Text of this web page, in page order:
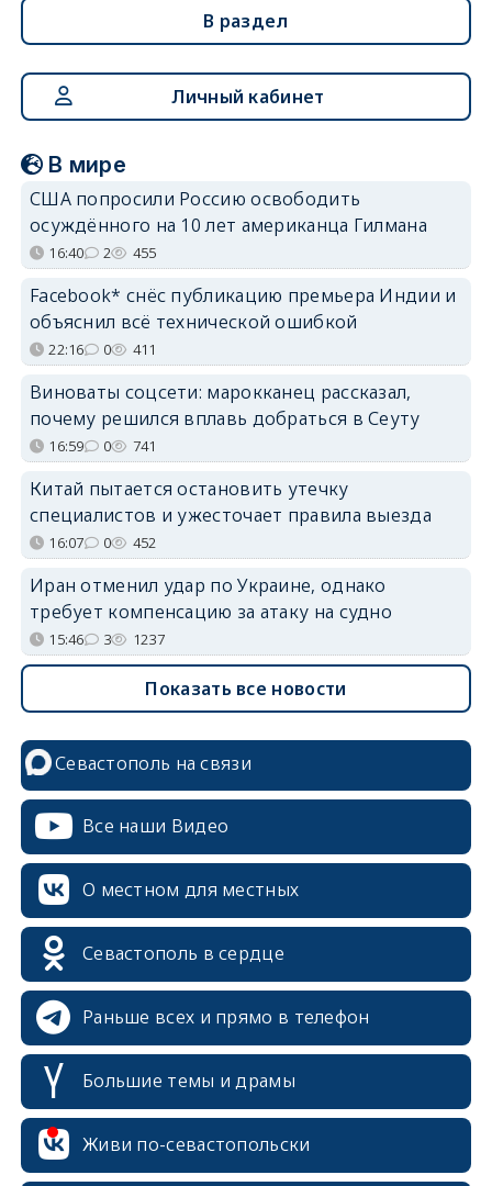
В раздел
Личный кабинет
В мире
США попросили Россию освободить
осуждённого на 10 лет американца Гилмана
16:40 2 455
Facebook* снёс публикацию премьера Индии и
объяснил всё технической ошибкой
22:16 0 411
Виноваты соцсети: марокканец рассказал,
почему решился вплавь добраться в Сеуту
16:59 0 741
Китай пытается остановить утечку
специалистов и ужесточает правила выезда
16:07 0 452
Иран отменил удар по Украине, однако
требует компенсацию за атаку на судно
15:46 3 1237
Показать все новости
Севастополь на связи
Все наши Видео
О местном для местных
Севастополь в сердце
Раньше всех и прямо в телефон
Большие темы и драмы
Живи по-севастопольски
erid: 2SDnjcrDNw6